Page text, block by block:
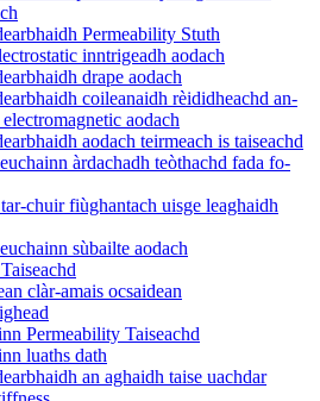
Permeability Stuth
inntrigeadh aodach
drape aodach
coileanaidh rèididheachd an-
aodach
aodach teirmeach is taiseachd
àrdachadh teòthachd fada fo-
chuir fiùghantach uisge leaghaidh
sùbailte aodach
clàr-amais ocsaidean
Permeability Taiseachd
luaths dath
an aghaidh taise uachdar